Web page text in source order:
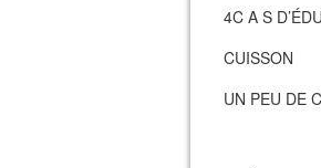
4C A S
CUISSON
UN PEU DE